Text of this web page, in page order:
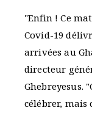
"Enfin ! Ce
Covid-19
arrivées au
directeur
Ghebreyesus.
célébrer,